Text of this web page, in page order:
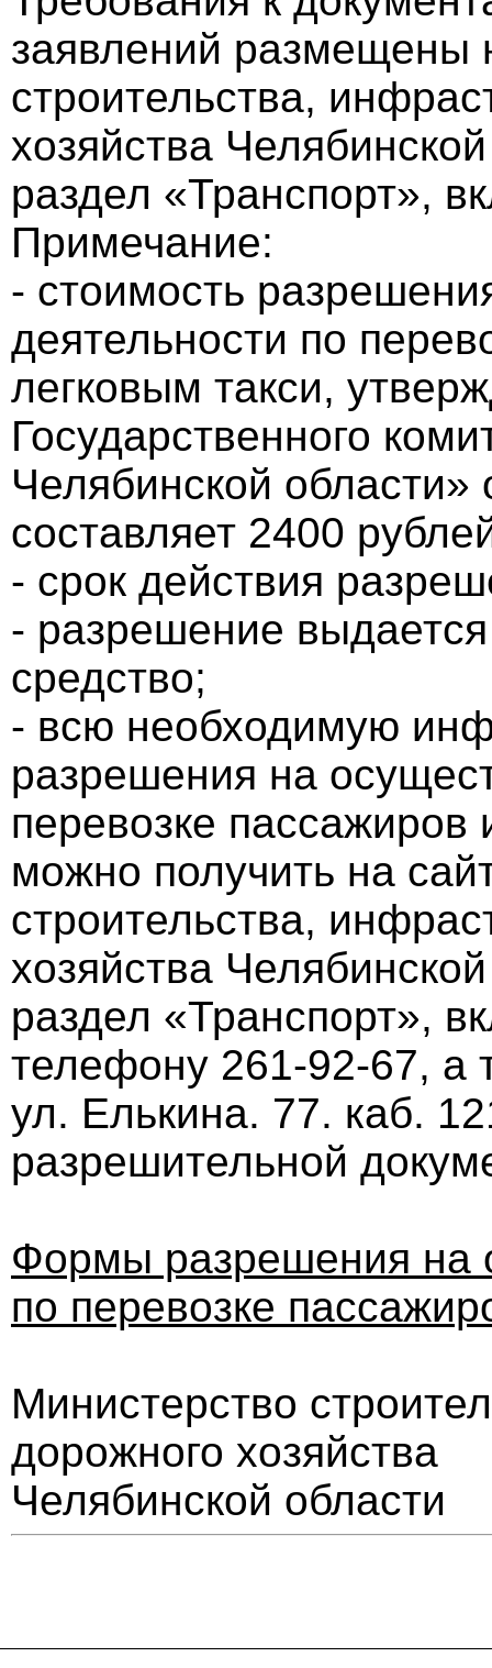
заявлений размещены
строительства,
хозяйства
раздел «Транспорт»,
Примечание:
- стоимость
деятельности по
легковым такси,
Государственного
Челябинской
составляет 2400
- срок действия
- разрешение
средство;
- всю необходимую
разрешения на
перевозке пассажиров
можно получить на
строительства,
хозяйства
раздел «Транспорт»,
телефону 261-92-67, а
ул. Елькина. 77. каб.
разрешительной
Формы разрешения на
по перевозке
Министерство
дорожного хозяйства
Челябинской области